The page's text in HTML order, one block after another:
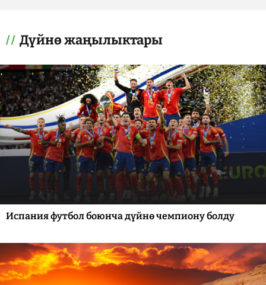
Дүйнө жаңылыктары
Испания футбол боюнча дүйнө чемпиону болду